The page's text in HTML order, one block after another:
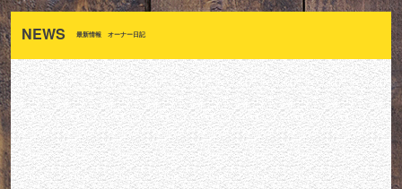
NEWS 最新情報 オーナー日記